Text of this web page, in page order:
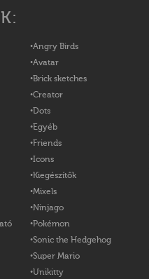
Angry Birds
Avatar
Brick sketches
Creator
Dots
Egyéb
Friends
Icons
Kiegészítők
Mixels
Ninjago
Pokémon
Sonic the Hedgehog
Super Mario
Unikitty